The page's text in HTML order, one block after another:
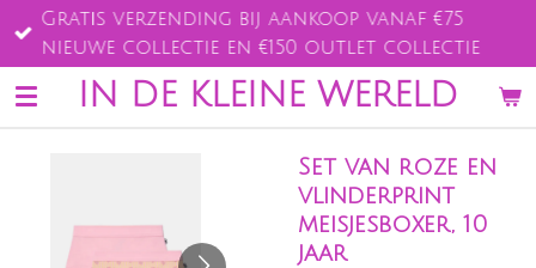
Ga
direct
naar
de
IN DE KLEINE WERELD
Gratis verzending bij aankoop vanaf €75
nieuwe collectie en €150 outlet collectie
Set van roze en
vlinderprint
meisjesboxer, 10
jaar